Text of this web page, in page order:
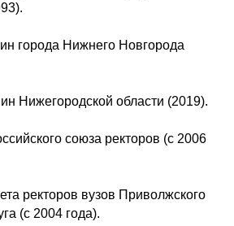
города Нижнего Новгорода
Нижегородской области (2019).
союза ректоров (с 2006
ректоров вузов Приволжского
(с 2004 года).